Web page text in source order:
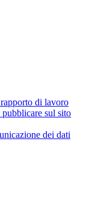
di lavoro
sul sito
dei dati